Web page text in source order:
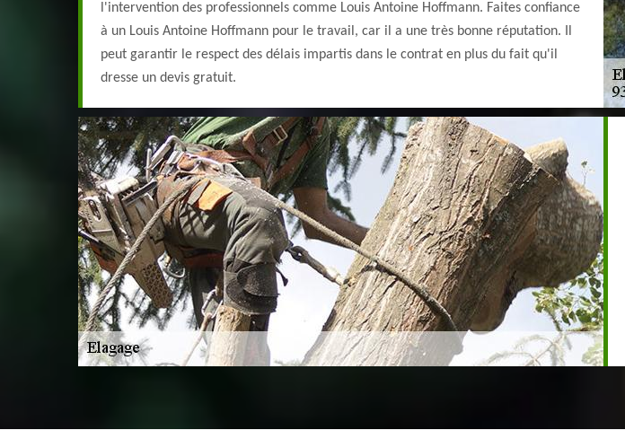
l'intervention des professionnels comme Louis Antoine Hoffmann. Faites confiance
à un Louis Antoine Hoffmann pour le travail, car il a une très bonne réputation. Il
peut garantir le respect des délais impartis dans le contrat en plus du fait qu'il
dresse un devis gratuit.